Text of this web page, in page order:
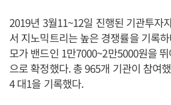
2019년 3월11~12일 진행된 기관투자
서 지노믹트리는 높은 경쟁률을 기록
모가 밴드인 1만7000~2만5000원을
으로 확정했다. 총 965개 기관이 참여
4 대1을 기록했다.